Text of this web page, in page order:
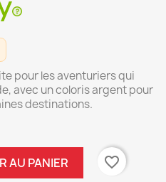
pour les aventuriers qui
avec un coloris argent pour
destinations.
AU PANIER
favorite_border